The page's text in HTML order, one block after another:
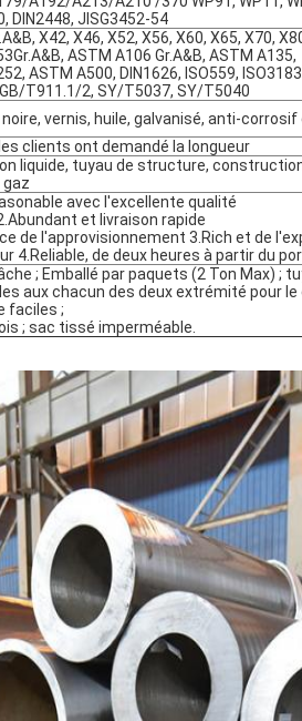
DIN2448, JISG3452-54
X42, X46, X52, X56, X60, X65, X70,
ASTM A106 Gr.A&B, ASTM A135,
ASTM A500, DIN1626, ISO559,
GB/T911.1/2, SY/T5037, SY/T5040
vernis, huile, galvanisé, anti-corrosif
clients ont demandé la longueur
liquide, tuyau de structure,
gaz
avec l'excellente qualité
et livraison rapide
de l'approvisionnement 3.Rich et de
4.Reliable, de deux heures à partir du
; Emballé par paquets (2 Ton Max) ;
aux chacun des deux extrémité pour
faciles ;
; sac tissé imperméable.